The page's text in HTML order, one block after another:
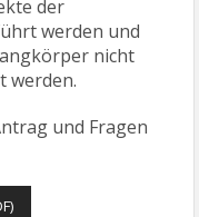
der
werden und
nicht
werden.
und Fragen